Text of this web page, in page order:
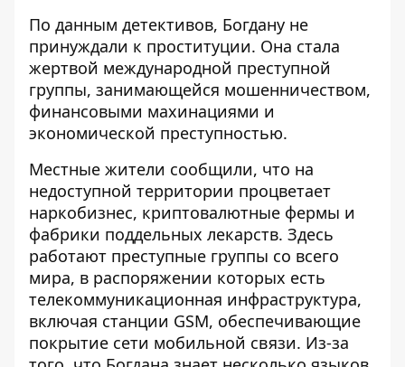
По данным детективов, Богдану не
принуждали к проституции. Она стала
жертвой международной преступной
группы, занимающейся мошенничеством,
финансовыми махинациями и
экономической преступностью.
Местные жители сообщили, что на
недоступной территории процветает
наркобизнес, криптовалютные фермы и
фабрики поддельных лекарств. Здесь
работают преступные группы со всего
мира, в распоряжении которых есть
телекоммуникационная инфраструктура,
включая станции GSM, обеспечивающие
покрытие сети мобильной связи. Из-за